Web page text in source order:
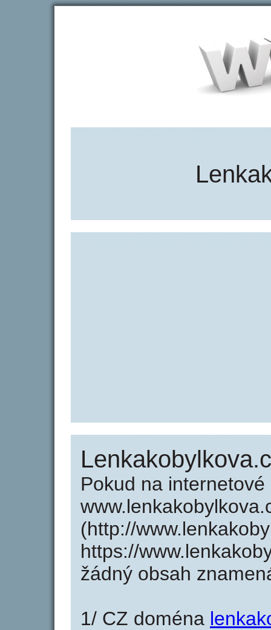
Pokud na internetové
(http://
https://
žádný obsah
1/ CZ doména